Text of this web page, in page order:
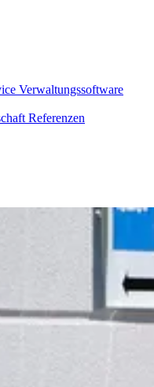
Verwaltungssoftware
Referenzen